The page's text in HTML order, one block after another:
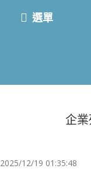
選單
企
2025/12/19 01:35:48